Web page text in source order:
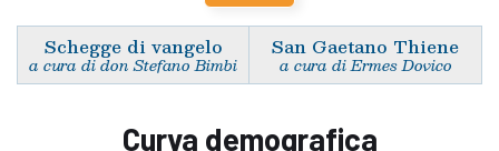
Schegge di vangelo
a cura di don Stefano Bimbi
San Gaetano Thiene
a cura di Ermes Dovico
Curva demografica